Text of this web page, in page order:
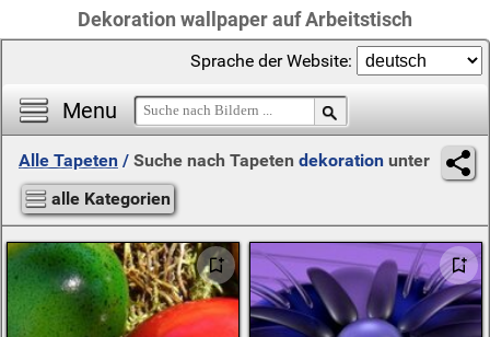
Dekoration wallpaper auf Arbeitstisch
Menu
Sprache der Website:
Alle Tapeten / Suche nach Tapeten dekoration unter
alle Kategorien